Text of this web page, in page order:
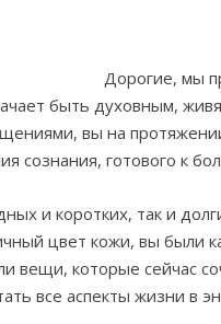
Дорогие, мы
быть духовным,
вы на
сознания, готового к
и коротких, так и
цвет кожи, вы были
вещи, которые сейчас
все аспекты жизни в